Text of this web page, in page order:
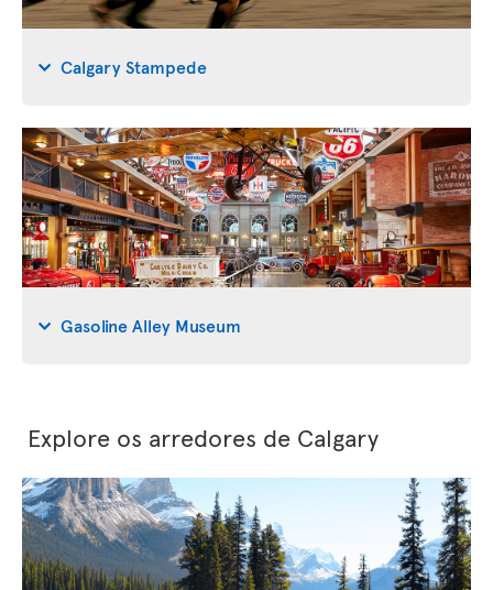
Calgary Stampede
Gasoline Alley Museum
Explore os arredores de Calgary